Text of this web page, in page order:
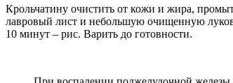
Крольчатину очистить от кожи и жира,
лавровый лист и небольшую очищенную
10 минут – рис. Варить до готовности.